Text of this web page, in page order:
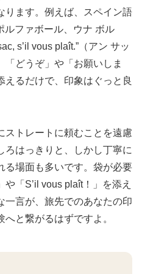
ります。例えば、スペイン語
ルファボール、ウナ ボル
s’il vous plaît.”（アン サッ
「どうぞ」や「お願いしま
るだけで、印象はぐっと良
ストレートに頼むことを遠慮
ろはっきりと、しかし丁寧に
る場面も多いです。袋が必要
「S’il vous plaît！」を添え
一言が、旅先でのあなたの印
と繋がるはずですよ。